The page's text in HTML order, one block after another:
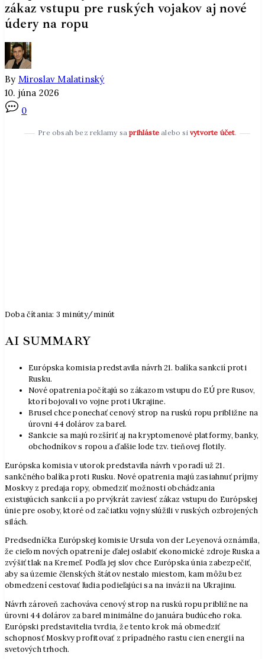
zákaz vstupu pre ruských vojakov aj nové
údery na ropu
By Miroslav Malatinský
10. júna 2026
0
Pre obsah bez reklamy saprihláste alebo si vytvorte účet.
Doba čítania: 3 minúty/minút
AI SUMMARY
Európska komisia predstavila návrh 21. balíka sankcií proti
Rusku.
Nové opatrenia počítajú so zákazom vstupu do EÚ pre Rusov,
ktorí bojovali vo vojne proti Ukrajine.
Brusel chce ponechať cenový strop na ruskú ropu približne na
úrovni 44 dolárov za barel.
Sankcie sa majú rozšíriť aj na kryptomenové platformy, banky,
obchodníkov s ropou a ďalšie lode tzv. tieňovej flotily.
Európska komisia v utorok predstavila návrh v poradí už 21.
sankčného balíka proti Rusku. Nové opatrenia majú zasiahnuť príjmy
Moskvy z predaja ropy, obmedziť možnosti obchádzania
existujúcich sankcií a po prvýkrát zaviesť zákaz vstupu do Európskej
únie pre osoby, ktoré od začiatku vojny slúžili v ruských ozbrojených
silách.
Predsedníčka Európskej komisie Ursula von der Leyenová oznámila,
že cieľom nových opatrení je ďalej oslabiť ekonomické zdroje Ruska a
zvýšiť tlak na Kremeľ. Podľa jej slov chce Európska únia zabezpečiť,
aby sa územie členských štátov nestalo miestom, kam môžu bez
obmedzení cestovať ľudia podieľajúci sa na invázii na Ukrajinu.
Návrh zároveň zachováva cenový strop na ruskú ropu približne na
úrovni 44 dolárov za barel minimálne do januára budúceho roka.
Európski predstavitelia tvrdia, že tento krok má obmedziť
schopnosť Moskvy profitovať z prípadného rastu cien energií na
svetových trhoch.